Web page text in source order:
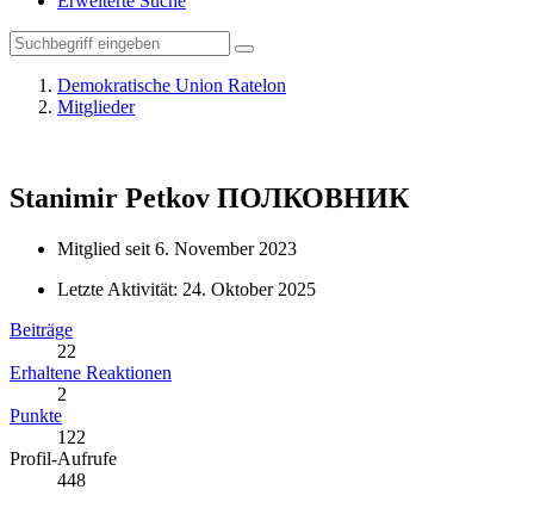
Demokratische Union Ratelon
Mitglieder
Stanimir Petkov ПОЛКОВНИК
Mitglied seit 6. November 2023
Letzte Aktivität: 24. Oktober 2025
Beiträge
22
Erhaltene Reaktionen
2
Punkte
122
Profil-Aufrufe
448